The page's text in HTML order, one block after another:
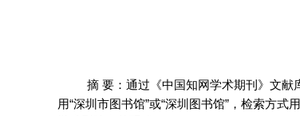
摘 要：通过《中国知网学术期刊》文
用“深圳市图书馆”或“深圳图书馆”，检索方